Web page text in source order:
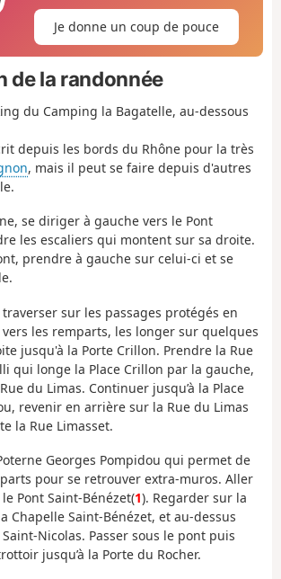
Je donne un coup de pouce
de la randonnée
du Camping la Bagatelle, au-dessous
depuis les bords du Rhône pour la très
, mais il peut se faire depuis d'autres
se diriger à gauche vers le Pont
les escaliers qui montent sur sa droite.
prendre à gauche sur celui-ci et se
sur les passages protégés en
les remparts, les longer sur quelques
jusqu'à la Porte Crillon. Prendre la Rue
qui longe la Place Crillon par la gauche,
du Limas. Continuer jusqu’à la Place
revenir en arrière sur la Rue du Limas
la Rue Limasset.
Georges Pompidou qui permet de
pour se retrouver extra-muros. Aller
Pont Saint-Bénézet(1). Regarder sur la
Chapelle Saint-Bénézet, et au-dessus
Nicolas. Passer sous le pont puis
jusqu’à la Porte du Rocher.